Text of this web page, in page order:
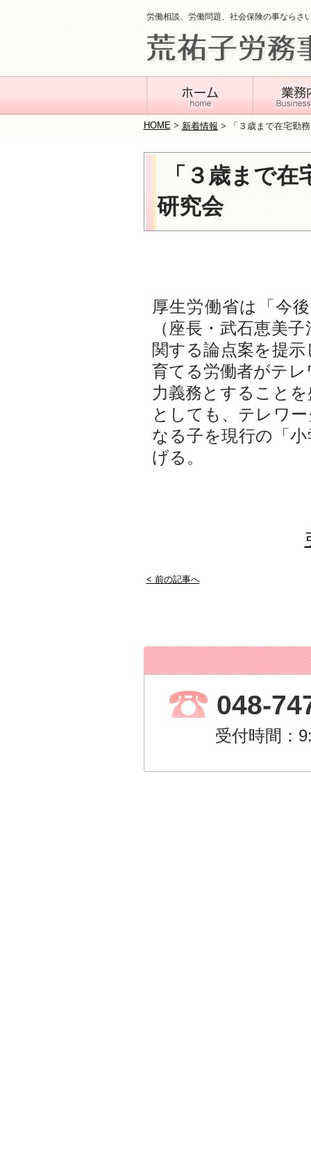
労働相談、労働問題、社会保険の事ならさ
HOME> 新着情報 > 「３歳まで在宅勤
「３歳まで
研究会
厚生労働省は「今
（座長・武石恵美
関する論点案を提
育てる労働者がテ
力義務とすること
としても、テレワ
なる子を現行の「
げる。
< 前の記事へ
048-
受付時間：